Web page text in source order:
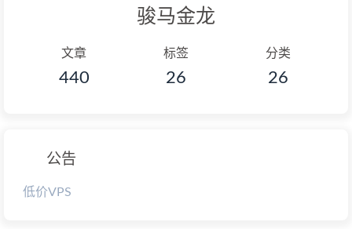
骏马金龙
文章
440
标签
26
分类
26
公告
低价VPS